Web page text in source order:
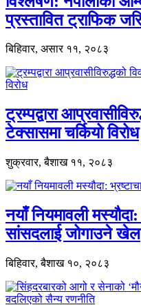
प्रस्तावित ट्राफिक
बिहिवार, असार ११, २०८३
ट्रम्पद्वारा
टेक्सासमा चर्कियो विरोध
शुक्रवार, बैशाख ११, २०८३
नयाँ नियमावली मस्यौदा:
सांसदलाई जोगाउने खेल
बिहिवार, बैशाख १०, २०८३